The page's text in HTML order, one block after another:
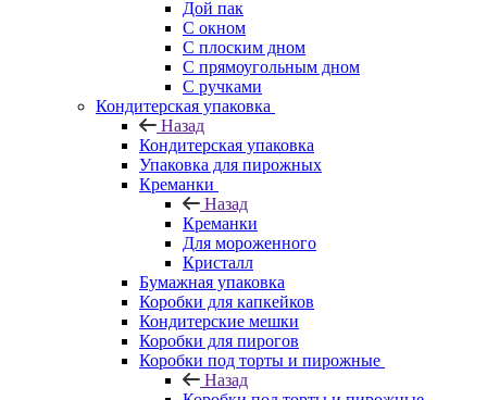
Дой пак
С окном
С плоским дном
С прямоугольным дном
С ручками
Кондитерская упаковка
Назад
Кондитерская упаковка
Упаковка для пирожных
Креманки
Назад
Креманки
Для мороженного
Кристалл
Бумажная упаковка
Коробки для капкейков
Кондитерские мешки
Коробки для пирогов
Коробки под торты и пирожные
Назад